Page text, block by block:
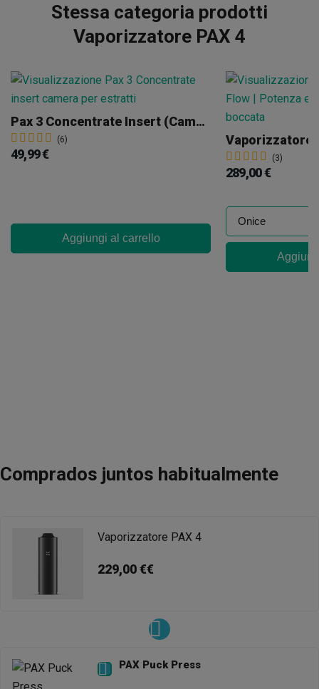
Stessa categoria prodotti
Vaporizzatore PAX 4
Pax 3 Concentrate Insert (Camera Estratti)
(6)
49,99 €
Aggiungi al carrello
Vaporizzatore
(3)
289,00 €
Comprados juntos habitualmente
Vaporizzatore PAX 4
229,00 €€
 PAX Puck Press